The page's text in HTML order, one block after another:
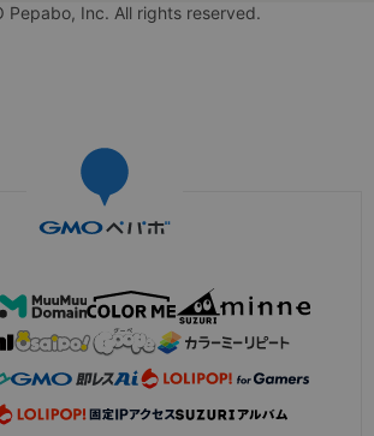
Pepabo, Inc. All rights reserved.